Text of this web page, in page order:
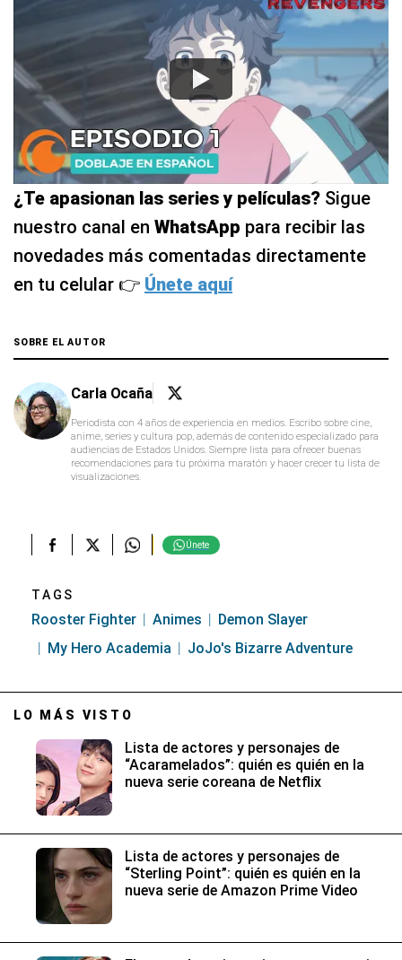
¿Te apasionan las series y películas? Sigue
nuestro canal en WhatsApp para recibir las
novedades más comentadas directamente
en tu celular 👉 Únete aquí
SOBRE EL AUTOR
Carla Ocaña
Periodista con 4 años de experiencia en medios. Escribo sobre cine,
anime, series y cultura pop, además de contenido especializado para
audiencias de Estados Unidos. Siempre lista para ofrecer buenas
recomendaciones para tu próxima maratón y hacer crecer tu lista de
visualizaciones.
Únete
TAGS
Rooster Fighter Animes
Demon Slayer
My Hero Academia
JoJo's Bizarre Adventure
LO MÁS VISTO
Lista de actores y personajes de
“Acaramelados”: quién es quién en la
nueva serie coreana de Netflix
Lista de actores y personajes de
“Sterling Point”: quién es quién en la
nueva serie de Amazon Prime Video